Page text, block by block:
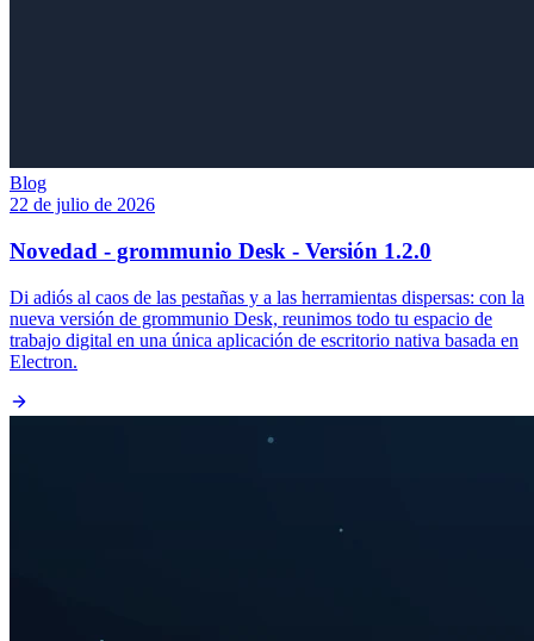
Blog
22 de julio de 2026
Novedad - grommunio Desk - Versión 1.2.0
Di adiós al caos de las pestañas y a las herramientas dispersas: con la
nueva versión de grommunio Desk, reunimos todo tu espacio de
trabajo digital en una única aplicación de escritorio nativa basada en
Electron.